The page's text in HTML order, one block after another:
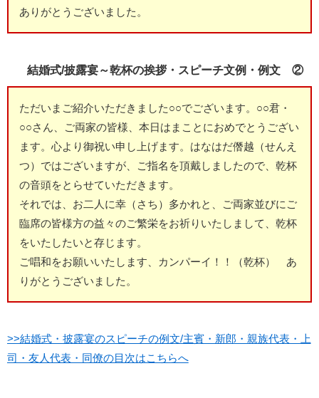
ありがとうございました。
結婚式/披露宴～乾杯の挨拶・スピーチ文例・例文 ②
ただいまご紹介いただきました○○でございます。○○君・
○○さん、ご両家の皆様、本日はまことにおめでとうござい
ます。心より御祝い申し上げます。はなはだ僭越（せんえ
つ）ではございますが、ご指名を頂戴しましたので、乾杯
の音頭をとらせていただきます。
それでは、お二人に幸（さち）多かれと、ご両家並びにご
臨席の皆様方の益々のご繁栄をお祈りいたしまして、乾杯
をいたしたいと存じます。
ご唱和をお願いいたします、カンパーイ！！（乾杯） あ
りがとうございました。
>>結婚式・披露宴のスピーチの例文/主賓・新郎・親族代表・上
司・友人代表・同僚の目次はこちらへ